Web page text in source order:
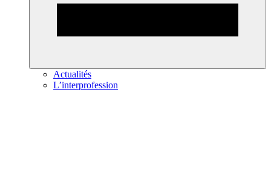
Actualités
L’interprofession